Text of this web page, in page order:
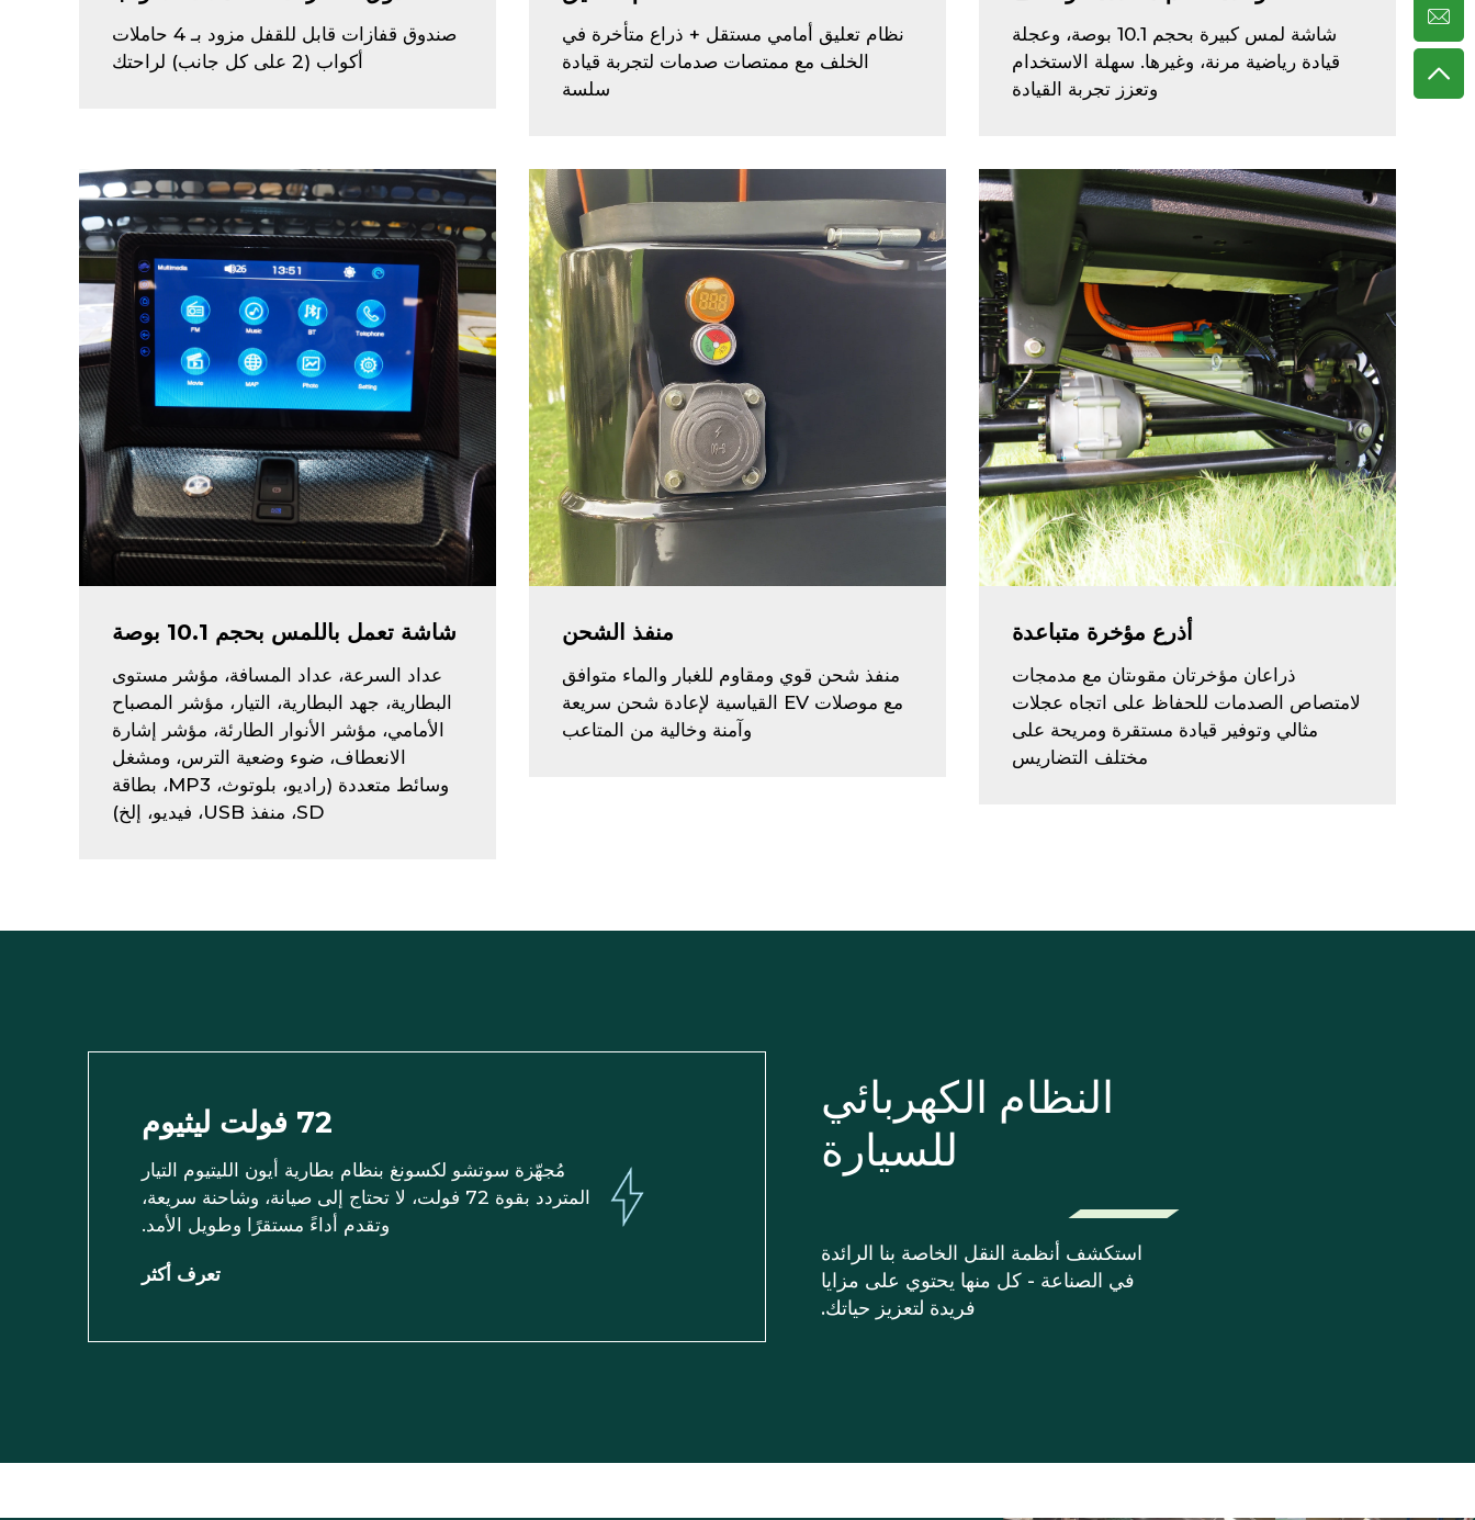
شاشة لمس كبيرة بحجم 10.1 بوصة، وعجلة
قيادة رياضية مرنة، وغيرها. سهلة الاستخدام
وتعزز تجربة القيادة
نظام تعليق أمامي مستقل + ذراع متأخرة في
الخلف مع ممتصات صدمات لتجربة قيادة
سلسة
صندوق قفازات قابل للقفل مزود بـ 4 حاملات
أكواب (2 على كل جانب) لراحتك
أذرع مؤخرة متباعدة
ذراعان مؤخرتان مقوىتان مع مدمجات
لامتصاص الصدمات للحفاظ على اتجاه عجلات
مثالي وتوفير قيادة مستقرة ومريحة على
مختلف التضاريس
منفذ الشحن
منفذ شحن قوي ومقاوم للغبار والماء متوافق
مع موصلات EV القياسية لإعادة شحن سريعة
وآمنة وخالية من المتاعب
شاشة تعمل باللمس بحجم 10.1 بوصة
عداد السرعة، عداد المسافة، مؤشر مستوى
البطارية، جهد البطارية، التيار، مؤشر المصباح
الأمامي، مؤشر الأنوار الطارئة، مؤشر إشارة
الانعطاف، ضوء وضعية الترس، ومشغل
وسائط متعددة (راديو، بلوتوث، MP3، بطاقة
SD، منفذ USB، فيديو، إلخ)
النظام الكهربائي
للسيارة
استكشف أنظمة النقل الخاصة بنا الرائدة
في الصناعة - كل منها يحتوي على مزايا
فريدة لتعزيز حياتك.
72 فولت ليثيوم
مُجهّزة سوتشو لكسونغ بنظام بطارية أيون الليتيوم التيار
المتردد بقوة 72 فولت، لا تحتاج إلى صيانة، وشاحنة سريعة،
وتقدم أداءً مستقرًا وطويل الأمد.
تعرف أكثر